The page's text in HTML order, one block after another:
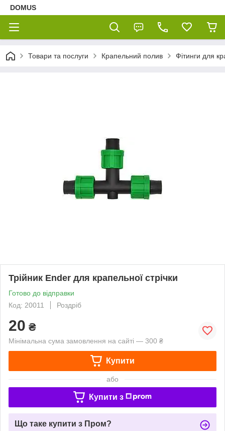
DOMUS
Товари та послуги Крапельний полив Фітинги для
Трійник Ender для крапельної стрічки
Готово до відправки
Код: 20011
Роздріб
20 ₴
Мінімальна сума замовлення на сайті — 300 ₴
Купити
або
Купити з
Що таке купити з Пром?